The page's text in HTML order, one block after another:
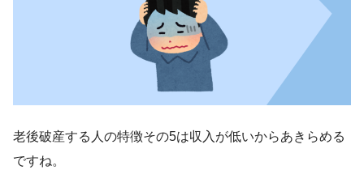
老後破産する人の特徴その5は収入が低いからあきらめる
ですね。